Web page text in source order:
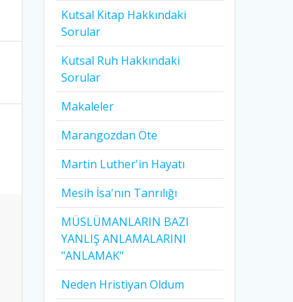
Kutsal Kitap Hakkındaki
Sorular
Kutsal Ruh Hakkındaki
Sorular
Makaleler
Marangozdan Öte
Martin Luther'in Hayatı​
Mesih İsa'nın Tanrılığı​
MÜSLÜMANLARIN BAZI
YANLIŞ ANLAMALARINI
"ANLAMAK"
Neden Hristiyan Oldum​